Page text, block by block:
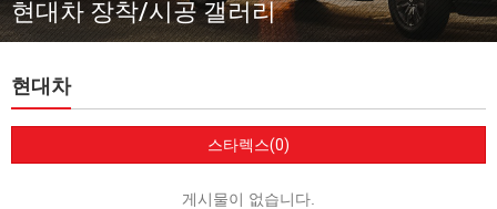
현대차 장착/시공 갤러리
현대차
스타렉스(0)
게시물이 없습니다.